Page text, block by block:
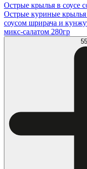
Острые крылья в соусе
Острые куриные крылья
соусом шрирача и
микс-салатом 280гр